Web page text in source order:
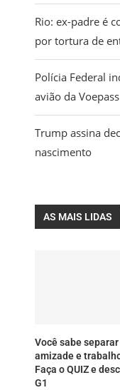
Rio: ex-padre é
por tortura de
Polícia Federal
avião da Voepass
Trump assina
nascimento
AS MAIS LIDAS
Você sabe separar
amizade e
Faça o QUIZ e
G1